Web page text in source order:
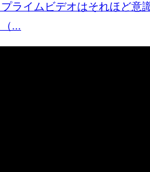
ライムビデオはそれほど
...